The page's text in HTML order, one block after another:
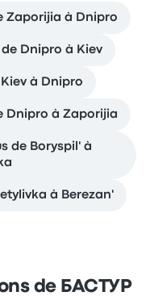
Zaporijia à Dnipro
Dnipro à Kiev
à Dnipro
Dnipro à Zaporijia
de Boryspil' à
à Berezan'
de БАСТУР